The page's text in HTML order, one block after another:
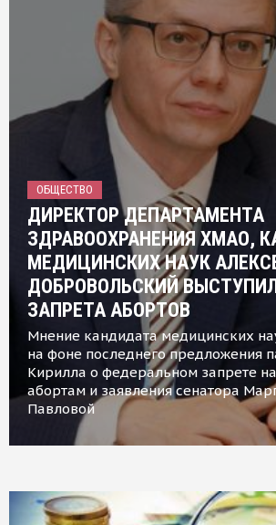
ОБЩЕСТВО
ДИРЕКТОР ДЕПАРТАМЕНТА
ЗДРАВООХРАНЕНИЯ ХМАО,
МЕДИЦИНСКИХ НАУК
ДОБРОВОЛЬСКИЙ
ЗАПРЕТА АБОРТОВ
Мнение кандидата медицинских
на фоне последнего предложения
Кирилла о федеральном запрете
абортам и заявления сенатора
Павловой